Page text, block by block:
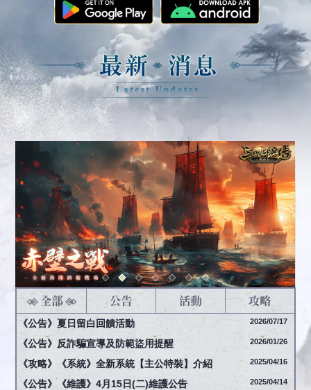
《公告》夏日留白回饋活動 2026/07/17
《公告》反詐騙宣導及防範盜用提醒 2026/01/26
《攻略》《系統》全新系統【主公特裝】介紹 2025/04/16
《公告》《維護》4月15日(二)維護公告 2025/04/14